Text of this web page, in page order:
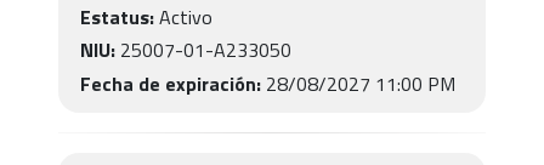
Estatus:Activo
NIU: 25007-01-A233050
Fecha de expiración: 28/08/2027 11:00 PM